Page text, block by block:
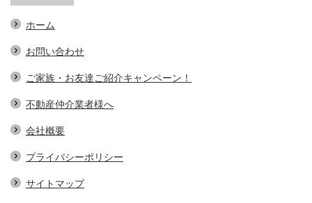
ホーム
お問い合わせ
ご家族・お友達ご紹介キャンペーン！
不動産仲介業者様へ
会社概要
プライバシーポリシー
サイトマップ